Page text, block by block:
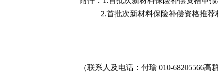
2.首批次新材料保险补偿资格推荐
（联系人及电话：付瑜 010-68205566高